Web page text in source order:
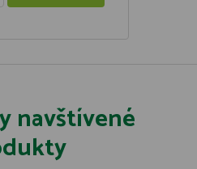
navštívené